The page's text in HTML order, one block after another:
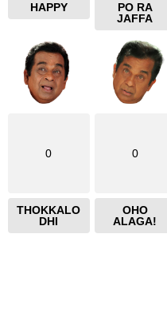
HAPPY
PO RA
JAFFA
0
THOKKALO
DHI
0
OHO
ALAGA!